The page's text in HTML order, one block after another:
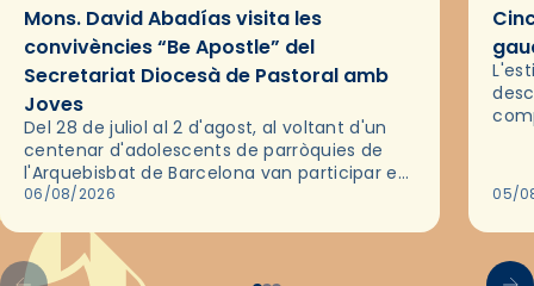
Mons. David Abadías visita les
convivències “Be Apostle” del
Secretariat Diocesà de Pastoral amb
Joves
Del 28 de juliol al 2 d'agost, al voltant d'un
centenar d'adolescents de parròquies de
l'Arquebisbat de Barcelona van participar en
les convivències Be Apostle, organitzades
06/08/2026 05/